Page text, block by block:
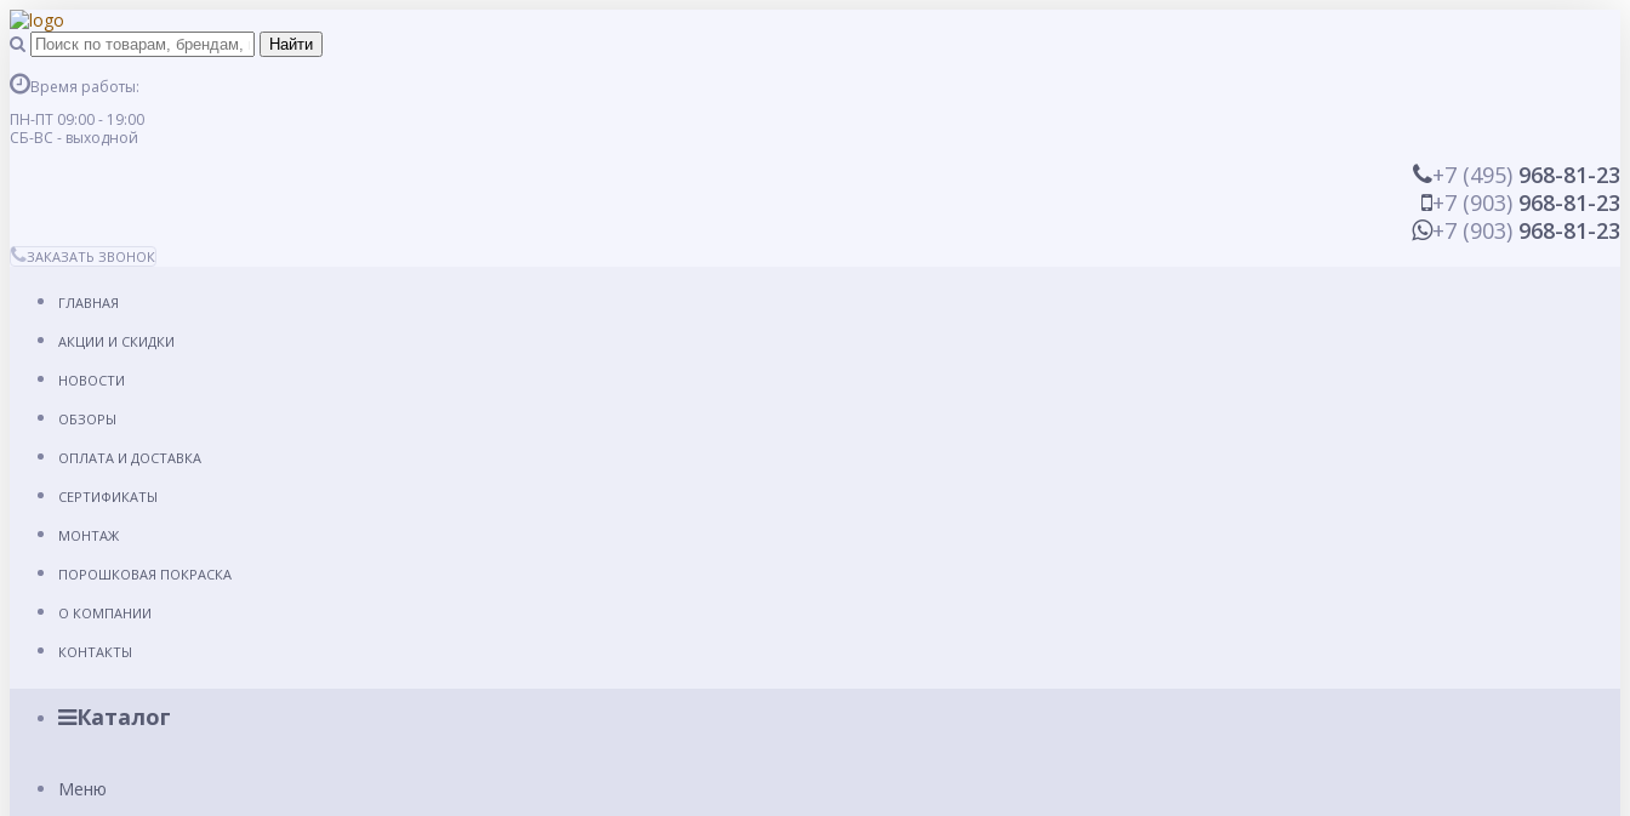
Время работы:
ПН-ПТ 09:00 - 19:00
СБ-ВС - выходной
+7 (495) 968-81-23
+7 (903) 968-81-23
+7 (903) 968-81-23
ЗАКАЗАТЬ ЗВОНОК
ГЛАВНАЯ
АКЦИИ И СКИДКИ
НОВОСТИ
ОБЗОРЫ
ОПЛАТА И ДОСТАВКА
СЕРТИФИКАТЫ
МОНТАЖ
ПОРОШКОВАЯ ПОКРАСКА
О КОМПАНИИ
КОНТАКТЫ
Каталог
Меню